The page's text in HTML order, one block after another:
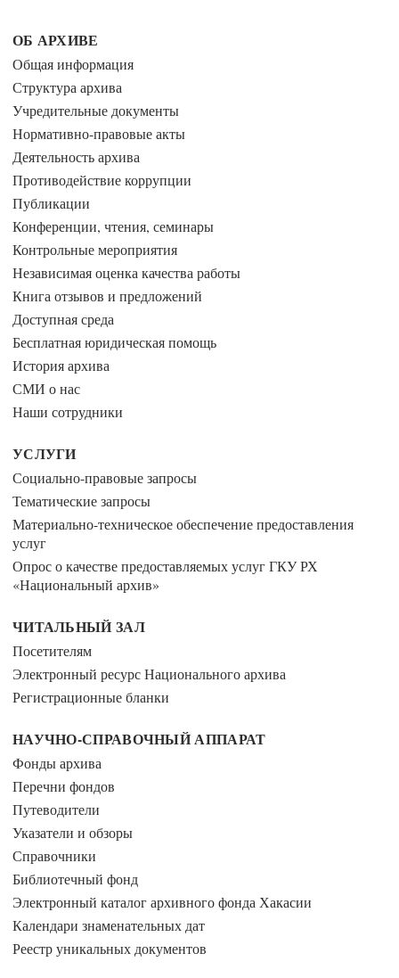
ОБ АРХИВЕ
Общая информация
Структура архива
Учредительные документы
Нормативно-правовые акты
Деятельность архива
Противодействие коррупции
Публикации
Конференции, чтения, семинары
Контрольные мероприятия
Независимая оценка качества работы
Книга отзывов и предложений
Доступная среда
Бесплатная юридическая помощь
История архива
СМИ о нас
Наши сотрудники
УСЛУГИ
Социально-правовые запросы
Тематические запросы
Материально-техническое обеспечение предоставления
услуг
Опрос о качестве предоставляемых услуг ГКУ РХ
«Национальный архив»
ЧИТАЛЬНЫЙ ЗАЛ
Посетителям
Электронный ресурс Национального архива
Регистрационные бланки
НАУЧНО-СПРАВОЧНЫЙ АППАРАТ
Фонды архива
Перечни фондов
Путеводители
Указатели и обзоры
Справочники
Библиотечный фонд
Электронный каталог архивного фонда Хакасии
Календари знаменательных дат
Реестр уникальных документов